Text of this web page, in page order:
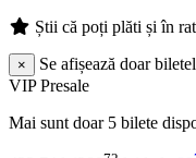
Știi că poți plăti și în
×
Se afișează doar
VIP Presale
Mai sunt doar 5 bilete